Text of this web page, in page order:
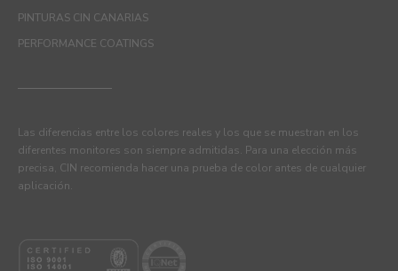
PINTURAS CIN CANARIAS
PERFORMANCE COATINGS
Las diferencias entre los colores reales y los que se muestran en los
diferentes monitores son siempre admitidas. Para una elección más
precisa, CIN recomienda hacer una prueba de color antes de cualquier
aplicación.